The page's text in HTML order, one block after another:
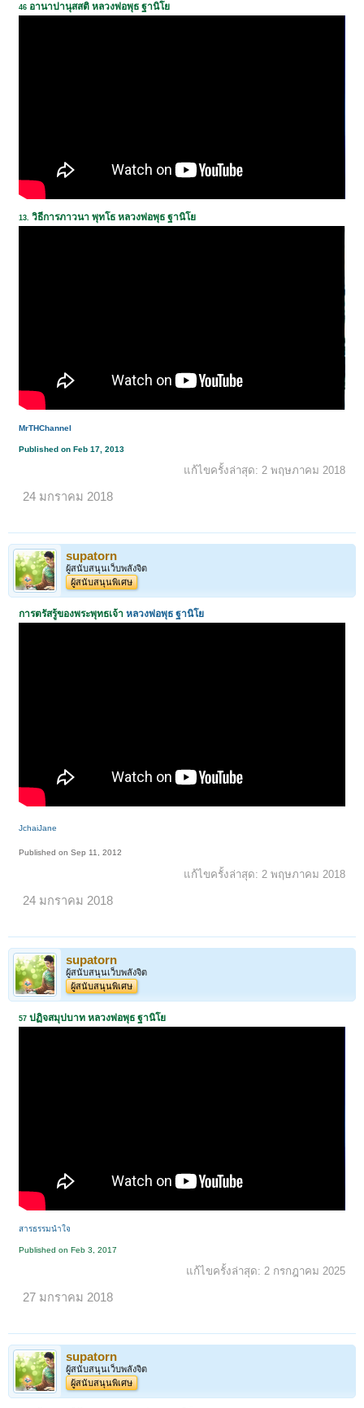
46 อานาปานุสสติ หลวงพ่อพุธ ฐานิโย
13 วิธีการภาวนา พุทโธ หลวงพ่อพุธ ฐานิโย
MrTHChannel
Published on Feb 17, 2013
แก้ไขครั้งล่าสุด: 2 พฤษภาคม 2018
24 มกราคม 2018
supatorn
ผู้สนับสนุนเว็บพลังจิต
ผู้สนับสนุนพิเศษ
การตรัสรู้ของพระพุทธเจ้าหลวงพ่อพุธ ฐานิโย
JchaiJane
Published on Sep 11, 2012
แก้ไขครั้งล่าสุด: 2 พฤษภาคม 2018
24 มกราคม 2018
supatorn
ผู้สนับสนุนเว็บพลังจิต
ผู้สนับสนุนพิเศษ
57 ปฏิจสมุปบาท หลวงพ่อพุธ ฐานิโย
สารธรรมนำใจ
Published on Feb 3, 2017
แก้ไขครั้งล่าสุด: 2 กรกฎาคม 2025
27 มกราคม 2018
supatorn
ผู้สนับสนุนเว็บพลังจิต
ผู้สนับสนุนพิเศษ
2 3 4 5 6 → 10 ถัดไป >